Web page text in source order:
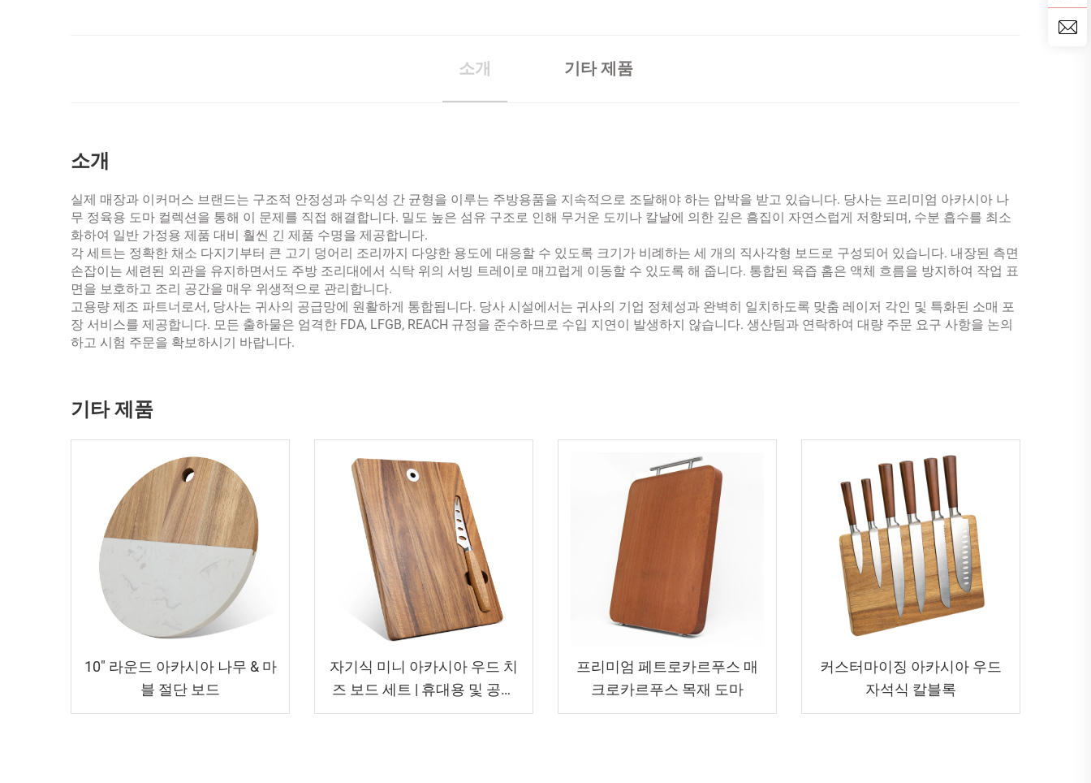
소개 기타 제품
소개
실제 매장과 이커머스 브랜드는 구조적 안정성과 수익성 간 균형을 이루는 주방용품을 지속적으로 조달해야 하는 압박을 받고 있습니다. 당사는 프리미엄 아카시아 나
무 정육용 도마 컬렉션을 통해 이 문제를 직접 해결합니다. 밀도 높은 섬유 구조로 인해 무거운 도끼나 칼날에 의한 깊은 흠집이 자연스럽게 저항되며, 수분 흡수를 최소
화하여 일반 가정용 제품 대비 훨씬 긴 제품 수명을 제공합니다.
각 세트는 정확한 채소 다지기부터 큰 고기 덩어리 조리까지 다양한 용도에 대응할 수 있도록 크기가 비례하는 세 개의 직사각형 보드로 구성되어 있습니다. 내장된 측면
손잡이는 세련된 외관을 유지하면서도 주방 조리대에서 식탁 위의 서빙 트레이로 매끄럽게 이동할 수 있도록 해 줍니다. 통합된 육즙 홈은 액체 흐름을 방지하여 작업 표
면을 보호하고 조리 공간을 매우 위생적으로 관리합니다.
고용량 제조 파트너로서, 당사는 귀사의 공급망에 원활하게 통합됩니다. 당사 시설에서는 귀사의 기업 정체성과 완벽히 일치하도록 맞춤 레이저 각인 및 특화된 소매 포
장 서비스를 제공합니다. 모든 출하물은 엄격한 FDA, LFGB, REACH 규정을 준수하므로 수입 지연이 발생하지 않습니다. 생산팀과 연락하여 대량 주문 요구 사항을 논의
하고 시험 주문을 확보하시기 바랍니다.
기타 제품
10" 라운드 아카시아 나무 & 마
블 절단 보드
자기식 미니 아카시아 우드 치
즈 보드 세트 | 휴대용 및 공간
절약형 디자인
프리미엄 페트로카르푸스 매
크로카르푸스 목재 도마
커스터마이징 아카시아 우드
자석식 칼블록